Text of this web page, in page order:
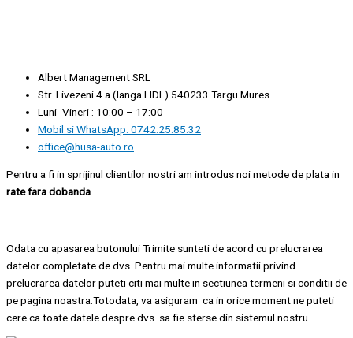
Albert Management SRL
Str. Livezeni 4 a (langa LIDL) 540233 Targu Mures
Luni -Vineri : 10:00 – 17:00
Mobil si WhatsApp: 0742.25.85.32
office@husa-auto.ro
Pentru a fi in sprijinul clientilor nostri am introdus noi metode de plata in
rate fara dobanda
Odata cu apasarea butonului Trimite sunteti de acord cu prelucrarea
datelor completate de dvs. Pentru mai multe informatii privind
prelucrarea datelor puteti citi mai multe in sectiunea termeni si conditii de
pe pagina noastra.Totodata, va asiguram ca in orice moment ne puteti
cere ca toate datele despre dvs. sa fie sterse din sistemul nostru.